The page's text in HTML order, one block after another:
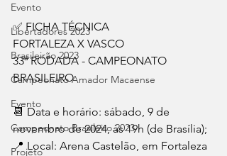
Evento
Libertadores 2023
Brasileirão 2023
Campeonato Amador Macaense
Evento
Campeonato Brasileiro.2023
Projeto
✅ FICHA TÉCNICA
FORTALEZA X VASCO
33ª RODADA - CAMPEONATO
BRASILEIRO
📆 Data e horário: sábado, 9 de
novembro de 2024, às 19h (de Brasília);
📍 Local: Arena Castelão, em Fortaleza